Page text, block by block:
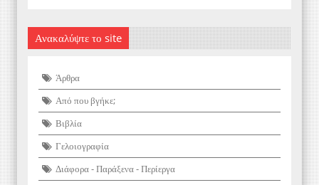
Ανακαλύψτε το site
Άρθρα
Από που βγήκε;
Βιβλία
Γελοιογραφία
Διάφορα - Παράξενα - Περίεργα